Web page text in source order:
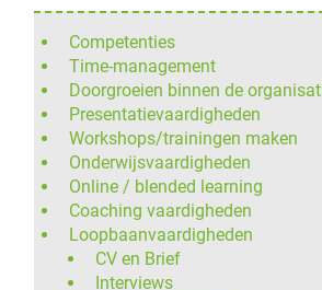
Competenties
Time-management
Doorgroeien binnen de
Presentatievaardigheden
Workshops/trainingen maken
Onderwijsvaardigheden
Online / blended learning
Coaching vaardigheden
Loopbaanvaardigheden
CV en Brief
Interviews